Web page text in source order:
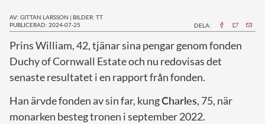
AV: GITTAN LARSSON | BILDER: TT
PUBLICERAD: 2024-07-25
DELA:
Prins William, 42, tjänar sina pengar genom fonden
Duchy of Cornwall Estate och nu redovisas det
senaste resultatet i en rapport från fonden.
Han ärvde fonden av sin far, kungCharles, 75, när
monarken besteg tronen i september 2022.